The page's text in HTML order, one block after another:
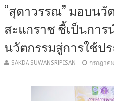
“สุดาวรรณ” มอบน
สะแกราช ชี้เป็นการ
นวัตกรรมสู่การใช้ป
SAKDA SUWANSRIPISAN กรกฎาค